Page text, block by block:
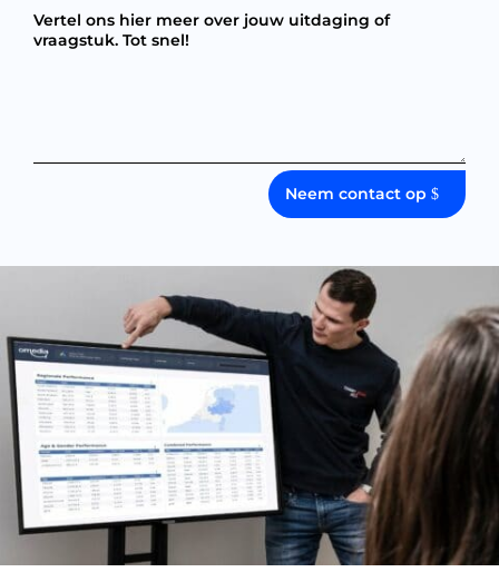
Neem contact op